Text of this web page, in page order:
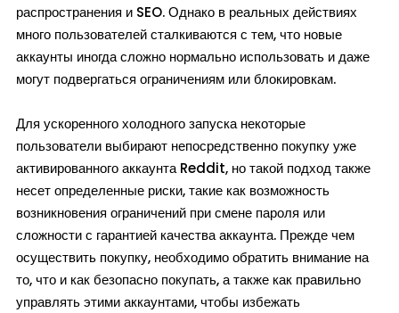
распространения и SEO. Однако в реальных действиях
много пользователей сталкиваются с тем, что новые
аккаунты иногда сложно нормально использовать и даже
могут подвергаться ограничениям или блокировкам.
Для ускоренного холодного запуска некоторые
пользователи выбирают непосредственно покупку уже
активированного аккаунта Reddit, но такой подход также
несет определенные риски, такие как возможность
возникновения ограничений при смене пароля или
сложности с гарантией качества аккаунта. Прежде чем
осуществить покупку, необходимо обратить внимание на
то, что и как безопасно покупать, а также как правильно
управлять этими аккаунтами, чтобы избежать